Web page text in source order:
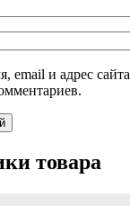
email и адрес
товара